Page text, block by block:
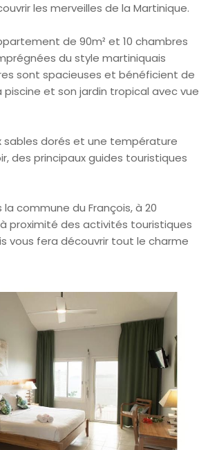
les merveilles de la Martinique.
de 90m² et 10 chambres
du style martiniquais
sont spacieuses et bénéficient de
piscine et son jardin tropical avec vue
sables dorés et une température
des principaux guides touristiques
commune du François, à 20
proximité des activités touristiques
vous fera découvrir tout le charme